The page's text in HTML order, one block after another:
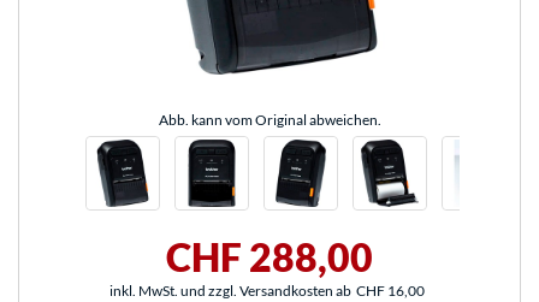
Abb. kann vom Original abweichen.
CHF 288,00
inkl. MwSt. und zzgl. Versandkosten ab CHF 16,00